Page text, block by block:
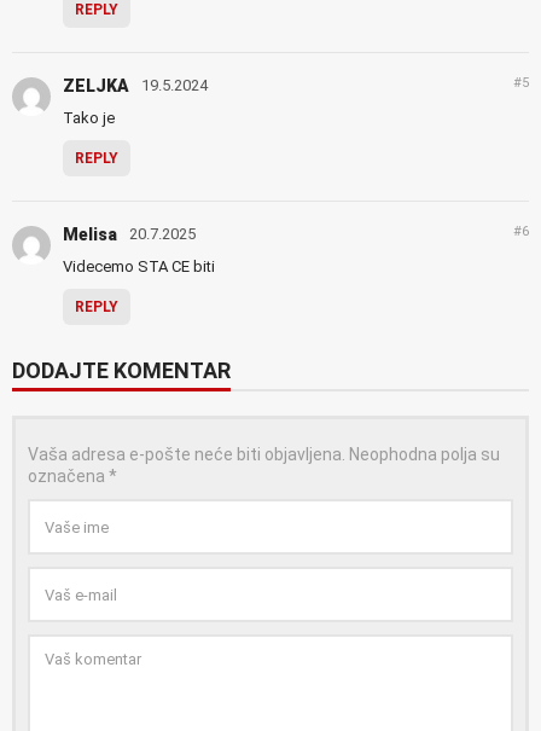
REPLY
ZELJKA 19.5.2024 #5
Tako je
REPLY
Melisa 20.7.2025 #6
Videcemo STA CE biti
REPLY
DODAJTE KOMENTAR
Vaša adresa e-pošte neće biti objavljena. Neophodna polja su
označena *